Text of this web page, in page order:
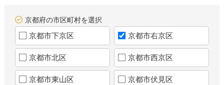
京都府の市区町村を選択
京都市下京区 京都市右京区
京都市北区 京都市西京区
京都市東山区 京都市伏見区